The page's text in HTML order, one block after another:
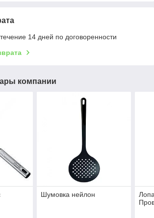
14 дней по договоренности
компании
Шумовка нейлон